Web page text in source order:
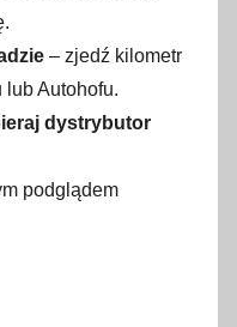
– zjedź kilometr
Autohofu.
dystrybutor
podglądem